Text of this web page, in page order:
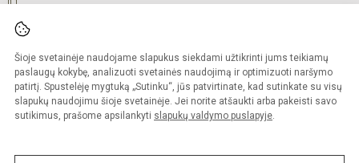
Šioje svetainėje naudojame slapukus siekdami užtikrinti jums teikiamų
paslaugų kokybę, analizuoti svetainės naudojimą ir optimizuoti naršymo
patirtį. Spustelėję mygtuką „Sutinku“, jūs patvirtinate, kad sutinkate su visų
slapukų naudojimu šioje svetainėje. Jei norite atšaukti arba pakeisti savo
sutikimus, prašome apsilankyti slapukų valdymo puslapyje.
saugomos.
Kopijuoti turinį be raštiško įstaigos administracijos sutikimo griežtai draudžiama.
Prieinamumo paraiška Slapukų valdymas
Sumanus būdas atnaujinti